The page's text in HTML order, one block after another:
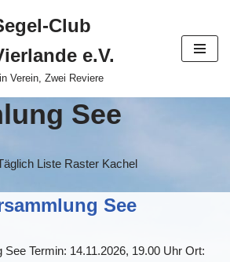
Club
e.V.
Verein, Zwei Reviere
See
Liste Raster Kachel
See
Termin: 14.11.2026, 19.00 Uhr Ort: